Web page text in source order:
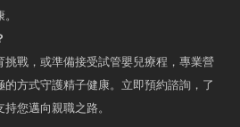
挑戰，或準備接受試管嬰兒療程，專業營
方式守護精子健康。立即預約諮詢，了
您邁向親職之路。